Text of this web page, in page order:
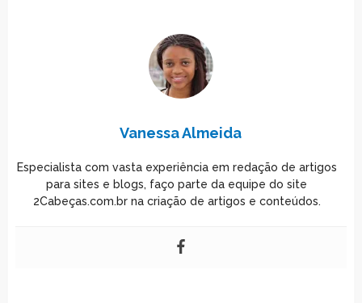
Vanessa Almeida
Especialista com vasta experiência em redação de artigos
para sites e blogs, faço parte da equipe do site
2Cabeças.com.br na criação de artigos e conteúdos.